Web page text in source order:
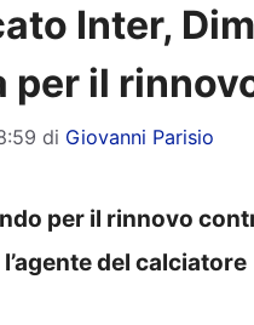
Inter,
per il
di Giovanni Parisio
per il rinnovo
del calciatore